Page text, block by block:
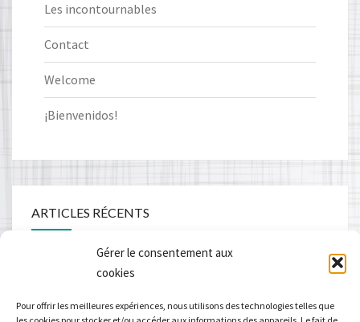
Gérer le consentement aux
cookies
Pour offrir les meilleures expériences, nous utilisons des technologies telles que
Les incontournables
Contact
Welcome
¡Bienvenidos!
ARTICLES RÉCENTS
Vallée des Aldudes
du Pays Basque à la Galice